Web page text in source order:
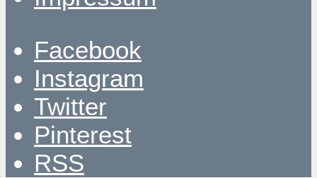
Facebook
Instagram
Twitter
Pinterest
RSS